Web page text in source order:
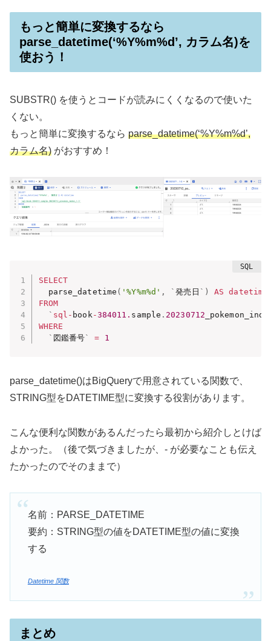
もっと簡単に変換するなら
parse_datetime(‘%Y%m%d’, カラム名)を
使おう！
SUBSTR() を使うとコードが読みにくくなるので使いた
くない。
もっと簡単に変換するなら parse_datetime(‘%Y%m%d’,
カラム名) がおすすめ！
SELECT
  parse_datetime
( '%Y%m%d' , `発売日 ` ) AS
datetime
FROM
` sql - book -384011. sample . 20230712
WHERE
` 図鑑番号` = 1
parse_datetime()はBigQueryで用意されている関数で、
STRING型をDATETIME型に変換する役割があります。
こんな便利な関数があるんだったら最初から紹介しとけば
よかった。（後で気づきましたが、- が必要なことも伝え
たかったのでそのままで）
名前：PARSE_DATETIME
要約：STRING型の値をDATETIME型の値に変換
する
Datetime 関数
まとめ